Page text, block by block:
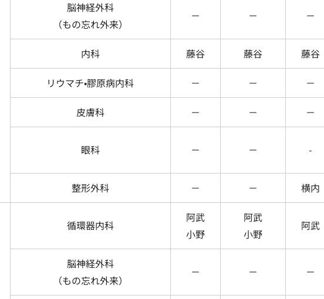
脳神経外科
（もの忘れ外来）
－ － －
内科 藤谷 藤谷 藤谷
リウマチ•膠原病内科 － － －
皮膚科 － － －
眼科 － － -
整形外科 － － 横内
循環器内科
阿武
小野
阿武
小野
阿武
脳神経外科
（もの忘れ外来）
－ － －